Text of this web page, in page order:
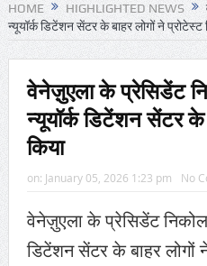
HOME HIGHLIGHTED NEWS
न्यूयॉर्क डिटेंशन सेंटर के बाहर लोगों ने प्रोटेस्ट
वेनेज़ुएला के प्रेसिडेंट
न्यूयॉर्क डिटेंशन सेंटर के
किया
on: January 05, 2026 1:23 pm No
वेनेज़ुएला के प्रेसिडेंट
डिटेंशन सेंटर के बाहर लोगों